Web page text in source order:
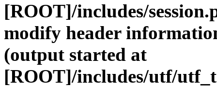
[ROOT]/includes/
modify header
(output started at
[ROOT]/includes/utf/